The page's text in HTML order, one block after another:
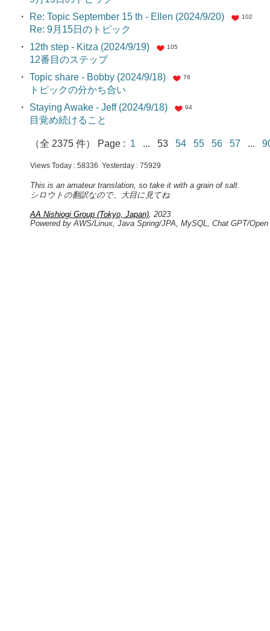
・
Re: Topic September 15 th - Ellen (2024/9/20)
Re: 9月15日のトピック
102
・
12th step - Kitza (2024/9/19)
12番目のステップ
105
・ Topic share - Bobby (2024/9/18)
トピックの分かち合い
76
・
Staying Awake - Jeff (2024/9/18)
目覚め続けること
94
（全 2375 件） Page : 1 ... 53 54 55 56 57 ...
Views Today : 58336 Yesterday : 75929
This is an amateur translation, so take it with a grain of salt.
シロウトの翻訳なので、大目に見てね
AA Nishiogi Group (Tokyo, Japan), 2023
Powered by AWS/Linux, Java Spring/JPA, MySQL, Chat GPT/